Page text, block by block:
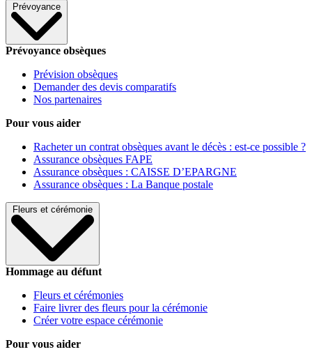
Prévoyance
Prévoyance obsèques
Prévision obsèques
Demander des devis comparatifs
Nos partenaires
Pour vous aider
Racheter un contrat obsèques avant le décès : est-ce possible ?
Assurance obsèques FAPE
Assurance obsèques : CAISSE D’EPARGNE
Assurance obsèques : La Banque postale
Fleurs et cérémonie
Hommage au défunt
Fleurs et cérémonies
Faire livrer des fleurs pour la cérémonie
Créer votre espace cérémonie
Pour vous aider